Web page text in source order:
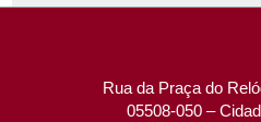
Rua da Praça do
05508-050 –